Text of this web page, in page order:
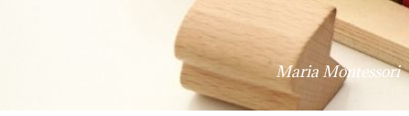
Maria Montessori